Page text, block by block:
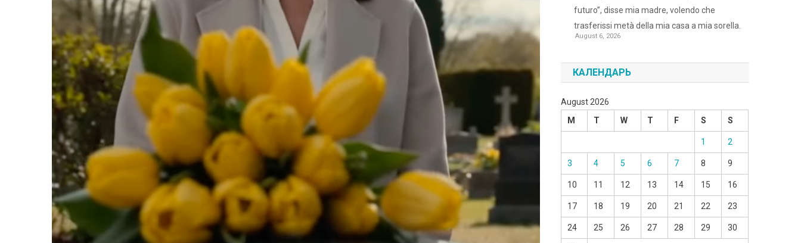
futuro”, disse mia madre, volendo che
trasferissi metà della mia casa a mia sorella.
August 6, 2026
КАЛЕНДАРЬ
August 2026
M
T W T F S S
1 2
3 4 5 6 7 8 9
10 11 12 13 14 15 16
17 18 19 20 21 22 23
24 25 26 27 28 29 30